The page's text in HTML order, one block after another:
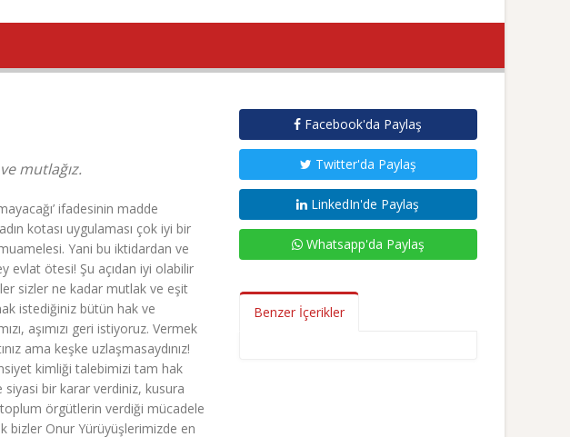
mutlağız.
ifadesinin madde
kotası uygulaması çok iyi bir
Yani bu iktidardan ve
evlat ötesi! Şu açıdan iyi olabilir
sizler ne kadar mutlak ve eşit
istediğiniz bütün hak ve
aşımızı geri istiyoruz. Vermek
ama keşke uzlaşmasaydınız!
kimliği talebimizi tam hak
siyasi bir karar verdiniz, kusura
örgütlerin verdiği mücadele
bizler Onur Yürüyüşlerimizde en
Facebook'da Paylaş
Twitter'da Paylaş
LinkedIn'de Paylaş
Whatsapp'da Paylaş
Benzer İçerikler